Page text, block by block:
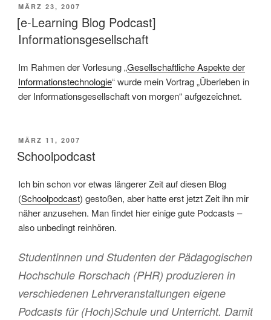
VERÖFFENTLICHT
AM
MÄRZ 23, 2007
[e-Learning Blog Podcast]
Informationsgesellschaft
Im Rahmen der Vorlesung „Gesellschaftliche Aspekte der
Informationstechnologie“ wurde mein Vortrag „Überleben in
der Informationsgesellschaft von morgen“ aufgezeichnet.
VERÖFFENTLICHT
AM
MÄRZ 11, 2007
Schoolpodcast
Ich bin schon vor etwas längerer Zeit auf diesen Blog
(Schoolpodcast) gestoßen, aber hatte erst jetzt Zeit ihn mir
näher anzusehen. Man findet hier einige gute Podcasts –
also unbedingt reinhören.
Studentinnen und Studenten der Pädagogischen
Hochschule Rorschach (PHR) produzieren in
verschiedenen Lehrveranstaltungen eigene
Podcasts für (Hoch)Schule und Unterricht. Damit